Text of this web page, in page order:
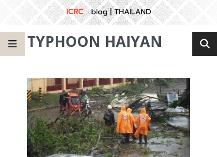
TYPHOON HAIYAN